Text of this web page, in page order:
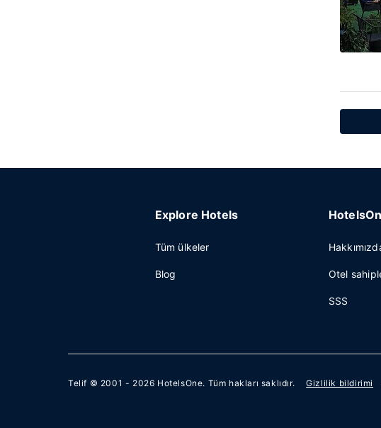
Explore Hotels
Tüm ülkeler
Blog Otel
SSS
Telif © 2001 - 2026 HotelsOne. Tüm hakları saklıdır. Gizlilik bildirimi